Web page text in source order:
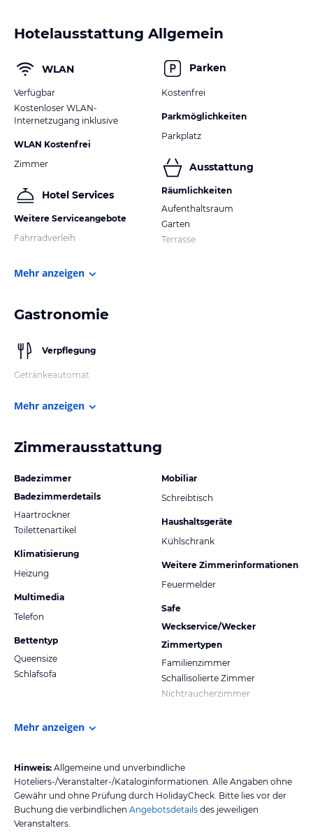
Hotelausstattung Allgemein
WLAN
Verfügbar
Kostenloser WLAN-
Internetzugang inklusive
WLAN Kostenfrei
Zimmer
Hotel Services
Weitere Serviceangebote
Fahrradverleih
Parken
Kostenfrei
Parkmöglichkeiten
Parkplatz
Ausstattung
Räumlichkeiten
Aufenthaltsraum
Garten
Terrasse
Mehr anzeigen
Gastronomie
Verpflegung
Getränkeautomat
Mehr anzeigen
Zimmerausstattung
Badezimmer
Badezimmerdetails
Haartrockner
Toilettenartikel
Klimatisierung
Heizung
Multimedia
Telefon
Bettentyp
Queensize
Schlafsofa
Mobiliar
Schreibtisch
Haushaltsgeräte
Kühlschrank
Weitere Zimmerinformationen
Feuermelder
Safe
Weckservice/Wecker
Zimmertypen
Familienzimmer
Schallisolierte Zimmer
Nichtraucherzimmer
Mehr anzeigen
Hinweis: Allgemeine und unverbindliche
Hoteliers-/Veranstalter-/Kataloginformationen. Alle Angaben ohne
Gewähr und ohne Prüfung durch HolidayCheck. Bitte lies vor der
Buchung die verbindlichen Angebotsdetails des jeweiligen
Veranstalters.